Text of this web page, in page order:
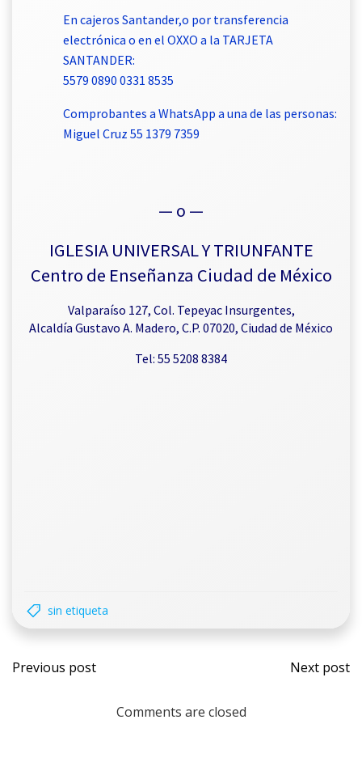
En cajeros Santander,o por transferencia
electrónica o en el OXXO a la TARJETA
SANTANDER:
5579 0890 0331 8535
Comprobantes a WhatsApp a una de las personas:
Miguel Cruz 55 1379 7359
— o —
IGLESIA UNIVERSAL Y TRIUNFANTE
Centro de Enseñanza Ciudad de México
Valparaíso 127, Col. Tepeyac Insurgentes,
Alcaldía Gustavo A. Madero, C.P. 07020, Ciudad de México
Tel: 55 5208 8384
sin etiqueta
Previous post Next post
Comments are closed